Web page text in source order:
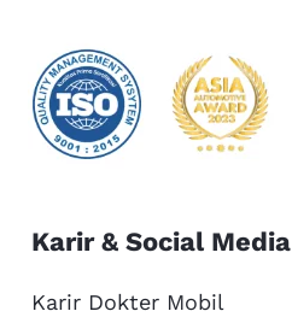
Karir & Social Media
Karir Dokter Mobil